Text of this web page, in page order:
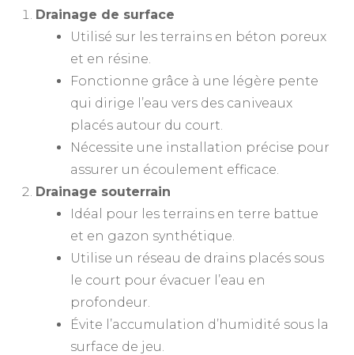
Drainage de surface
Utilisé sur les terrains en béton poreux
et en résine.
Fonctionne grâce à une légère pente
qui dirige l’eau vers des caniveaux
placés autour du court.
Nécessite une installation précise pour
assurer un écoulement efficace.
Drainage souterrain
Idéal pour les terrains en terre battue
et en gazon synthétique.
Utilise un réseau de drains placés sous
le court pour évacuer l’eau en
profondeur.
Évite l’accumulation d’humidité sous la
surface de jeu.